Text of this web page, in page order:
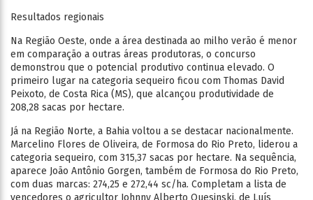
Resultados regionais
Na Região Oeste, onde a área destinada ao milho verão é menor
em comparação a outras áreas produtoras, o concurso
demonstrou que o potencial produtivo continua elevado. O
primeiro lugar na categoria sequeiro ficou com Thomas David
Peixoto, de Costa Rica (MS), que alcançou produtividade de
208,28 sacas por hectare.
Já na Região Norte, a Bahia voltou a se destacar nacionalmente.
Marcelino Flores de Oliveira, de Formosa do Rio Preto, liderou a
categoria sequeiro, com 315,37 sacas por hectare. Na sequência,
aparece João Antônio Gorgen, também de Formosa do Rio Preto,
com duas marcas: 274,25 e 272,44 sc/ha. Completam a lista de
vencedores o agricultor Johnny Alberto Quesinski, de Luís